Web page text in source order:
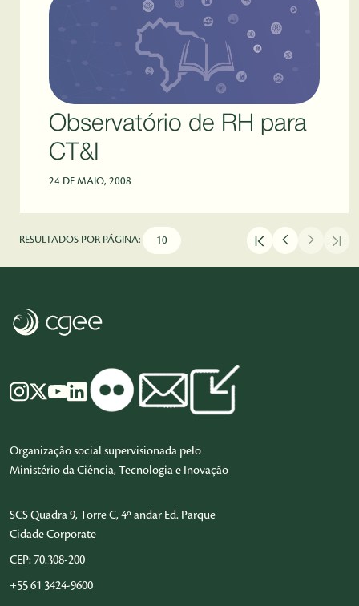
Observatório de RH para
CT&I
24 DE MAIO, 2008
RESULTADOS POR PÁGINA:
Organização social supervisionada pelo
Ministério da Ciência, Tecnologia e Inovação
SCS Quadra 9, Torre C, 4º andar Ed. Parque
Cidade Corporate
CEP: 70.308-200
+55 61 3424-9600